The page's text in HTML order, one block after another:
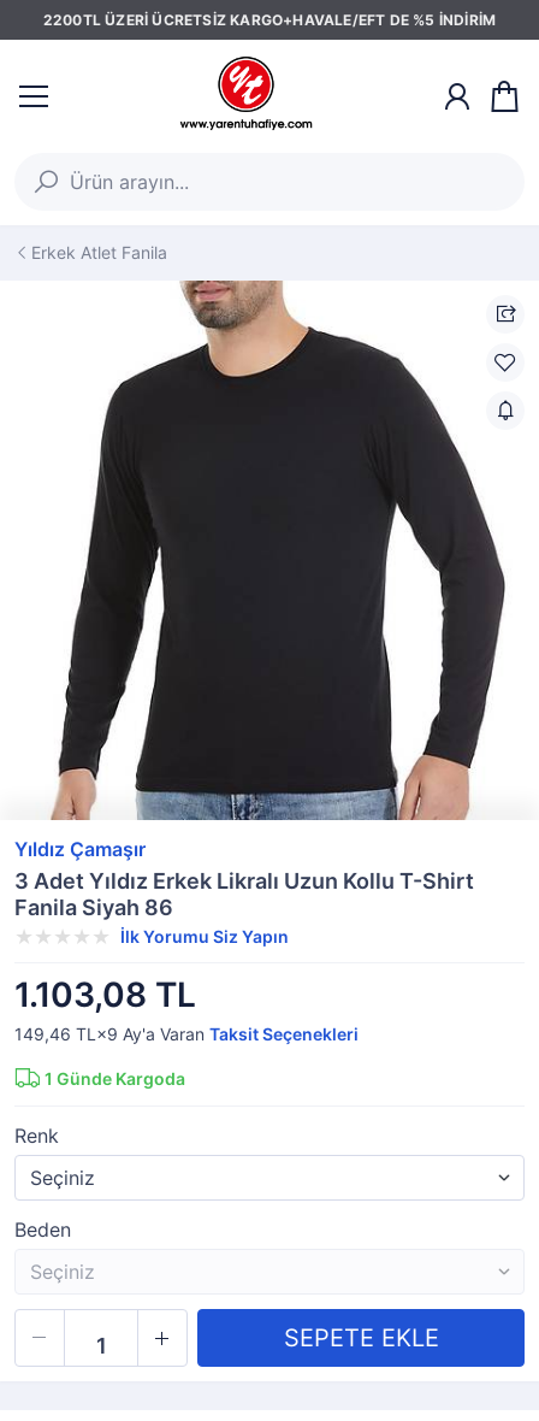
2200TL ÜZERİ ÜCRETSİZ KARGO+HAVALE/EFT DE %5 İNDİRİM
Erkek Atlet Fanila
Yıldız Çamaşır
3 Adet Yıldız Erkek Likralı Uzun Kollu T-Shirt
Fanila Siyah 86
İlk Yorumu Siz Yapın
1.103,08 TL
149,46 TL×9 Ay'a Varan Taksit Seçenekleri
1 Günde Kargoda
Renk
Beden